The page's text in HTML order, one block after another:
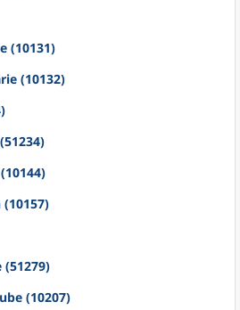
(10131)
(10132)
(10157)
(51279)
(10207)